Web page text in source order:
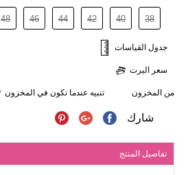
38
40
42
44
46
48
جدول القياسات
سعر اليرت
من المخزون تنبيه عندما تكون في المخزون
شارك
تفاصيل المنتج